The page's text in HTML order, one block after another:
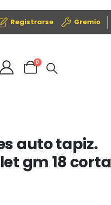
Registrarse Gremio
0
auto tapiz.
gm 18 corta